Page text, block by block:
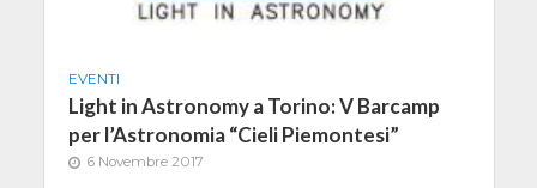
EVENTI
Light in Astronomy a Torino: V Barcamp
per l’Astronomia “Cieli Piemontesi”
6 Novembre 2017